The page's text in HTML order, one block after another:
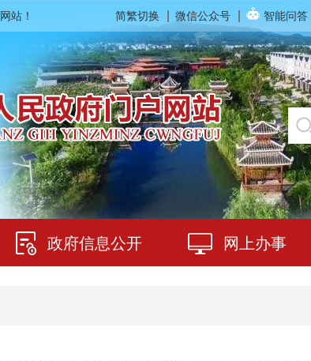
简繁切换 微信公众号 智能问答
网站！
政府信息公开 网上办事